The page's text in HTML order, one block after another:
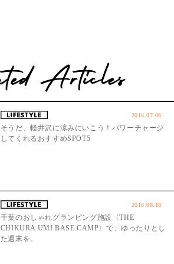
2018.07.06
そうだ、軽井沢に涼みにいこう！パワーチャージ
してくれるおすすめSPOT5
2018.08.18
千葉のおしゃれグランピング施設〈THE
CHIKURA UMI BASE CAMP〉で、ゆったりとし
た週末を。